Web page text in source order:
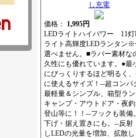
し充電
価格： 1,995円
LEDライトハイパワー 11灯
ライト高輝度LEDランタン※
選べません。■ラバー素材な
久性にも優れています。●最
にびっくりするほど明るく
に使えるサイズ！--超コンパ
最軽量＆シンプル、箱型ラ
キャンプ・アウトドア・夜
登山等に！！--フックも装備
下げ・据え置きにも。--反射
しLEDの光量を増加、拡散